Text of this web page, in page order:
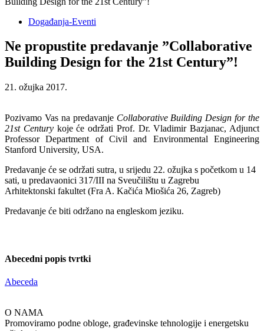
Događanja-Eventi
Ne propustite predavanje ”Collaborative
Building Design for the 21st Century”!
21. ožujka 2017.
Pozivamo Vas na predavanje Collaborative Building Design for the
21st Centurykoje će održati Prof. Dr. Vladimir Bazjanac, Adjunct
Professor Department of Civil and Environmental Engineering
Stanford University, USA.
Predavanje će se održati sutra, u srijedu 22. ožujka s početkom u 14
sati, u predavaonici 317/III na Sveučilištu u Zagrebu
Arhitektonski fakultet (Fra A. Kačića Miošića 26, Zagreb)
Predavanje će biti održano na engleskom jeziku.
Abecedni popis tvrtki
Abeceda
O NAMA
Promoviramo podne obloge, građevinske tehnologije i energetsku